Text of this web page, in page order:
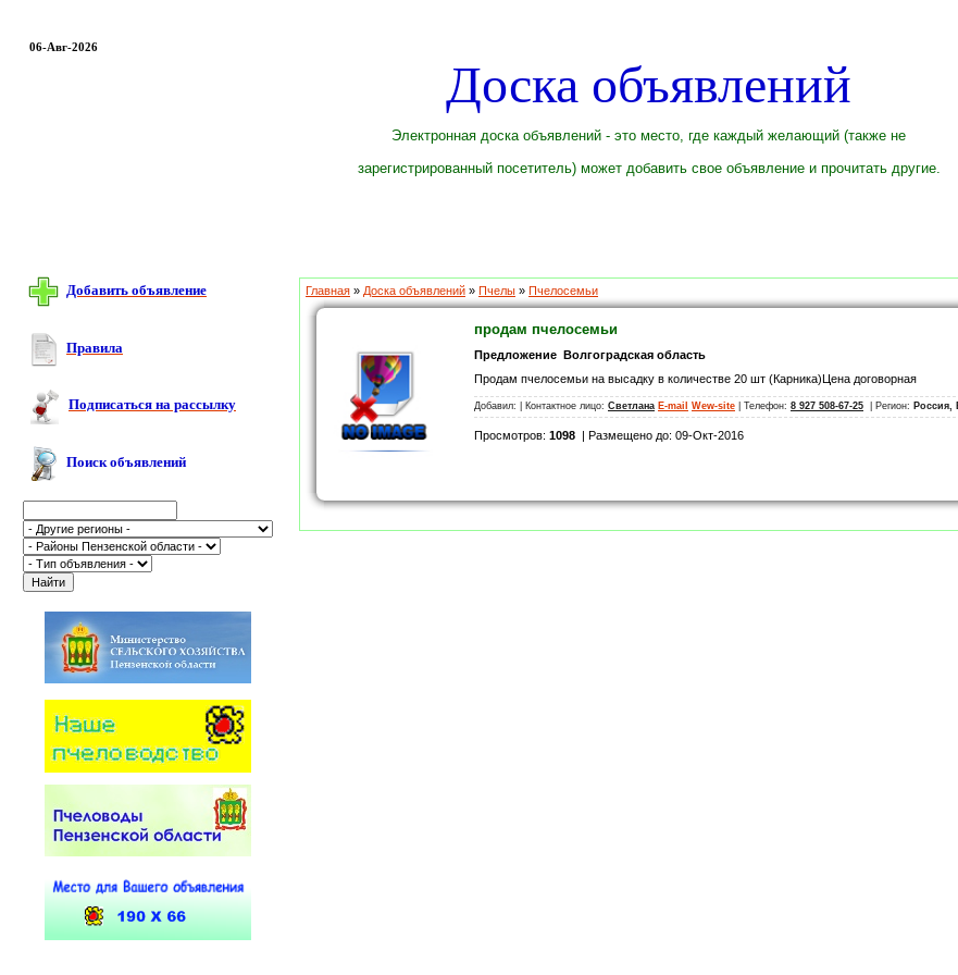
06-Авг-2026
Доска объявлений
Электронная доска объявлений - это место, где каждый желающий (также не
зарегистрированный посетитель) может добавить свое объявление и прочитать другие.
Добавить объявление
Правила
Подписаться на рассылку
Поиск объявлений
Главная » Доска объявлений » Пчелы » Пчелосемьи
продам пчелосемьи
Предложение Волгоградская область
Продам пчелосемьи на высадку в количестве 20 шт (Карника)Цена договорная
Добавил: | Контактное лицо: Светлана E-mail Wew-site | Телефон: 8 927 508-67-25 | Регион: Россия,
Просмотров: 1098 | Размещено до: 09-Окт-2016